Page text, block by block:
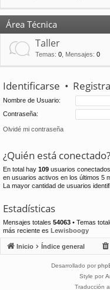
Área Técnica
Taller
Temas: 0 Mensajes: 0
Identificarse •
Nombre de Usuario:
Contraseña:
Olvidé mi contraseña
¿Quién está conectado?
En total hay 109 usuarios
en usuarios activos en los últimos 5
La mayor cantidad de usuarios
Estadísticas
Mensajes totales 54063 • Temas
más reciente es Lewisboogy
Inicio Índice general
Desarrollado por
Style por
Traducción